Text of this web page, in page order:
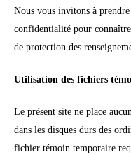
Nous vous invitons à
confidentialité pour
de protection des
Utilisation des fichiers
Le présent site ne place
dans les disques durs des
fichier témoin temporaire